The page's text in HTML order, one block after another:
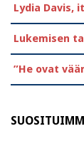
Lydia Davis,
Lukemisen
”He ovat